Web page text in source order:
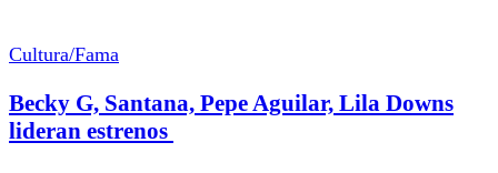
Cultura/Fama
Becky G, Santana, Pepe Aguilar, Lila Downs
lideran estrenos